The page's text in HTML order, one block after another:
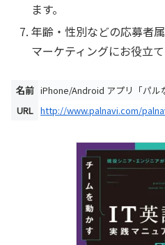
ます。
年齢・性別などの応募者
マーケティングにお役立て
名前 iPhone/Android アプリ「パル
URL http://www.palnavi.com/